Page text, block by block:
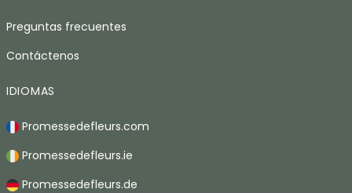
Preguntas frecuentes
Contáctenos
IDIOMAS
Promessedefleurs.com
Promessedefleurs.ie
Promessedefleurs.de